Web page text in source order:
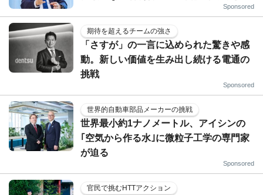
Sponsored
期待を超えるチームの強さ
「さすが」の一言に込められた驚きや感
動。新しい価値を生み出し続ける電通の
挑戦
Sponsored
世界的自動車部品メーカーの挑戦
世界最小約1ナノメートル、アイシンの
｢空気から作る水｣に微粒子工学の専門家
が迫る
Sponsored
官民で挑むHTTアクション